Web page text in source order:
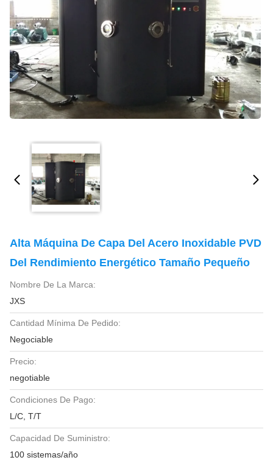
Alta Máquina De Capa Del Acero Inoxidable PVD
Del Rendimiento Energético Tamaño Pequeño
Nombre De La Marca:
JXS
Cantidad Mínima De Pedido:
Negociable
Precio:
negotiable
Condiciones De Pago:
L/C, T/T
Capacidad De Suministro:
100 sistemas/año